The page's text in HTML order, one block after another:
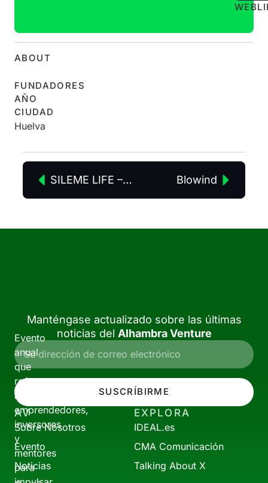
WEB
ABOUT
FUNDADORES
AÑO
CIUDAD
Huelva
SILEME LIFE – Skylife Blowind
Evento
anual
que
reúne
a
emprendedores,
inversores
y
mentores
para
Manténgase actualizado sobre las últimas
noticias del Alhambra Venture
SUSCRÍBIRME
AV
Sobre Nosotros
Evento
Noticias
EXPLORA
IDEAL.es
CMA Comunicación
Talking About X